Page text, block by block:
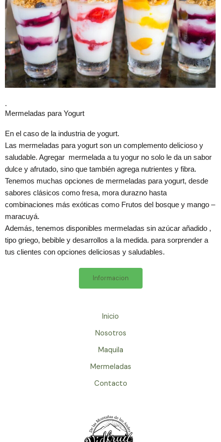
.
Mermeladas para Yogurt
En el caso de la industria de yogurt.
Las mermeladas para yogurt son un complemento delicioso y
saludable. Agregar mermelada a tu yogur no solo le da un sabor
dulce y afrutado, sino que también agrega nutrientes y fibra.
Tenemos muchas opciones de mermeladas para yogurt, desde
sabores clásicos como fresa, mora durazno hasta
combinaciones más exóticas como Frutos del bosque y mango –
maracuyá.
Además, tenemos disponibles mermeladas sin azúcar añadido ,
tipo griego, bebible y desarrollos a la medida. para sorprender a
tus clientes con opciones deliciosas y saludables.
Informacion
Inicio
Nosotros
Maquila
Mermeladas
Contacto